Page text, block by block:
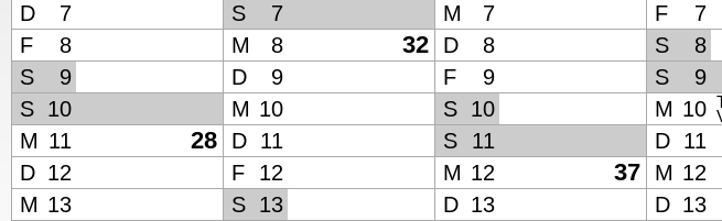
D
7 S 7 M 7 F 7
F
8 M 8 32 D 8 S 8
S 9 D 9 F 9 S 9
S
10 M 10 S 10 M 10
M 11 28 D 11 S 11 D 11
D 12 F 12 M 12 37 M 12
M 13 S 13 D 13 D 13